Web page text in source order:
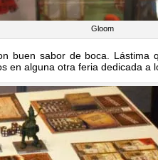
Gloom
buen sabor de boca. Lástima
en alguna otra feria dedicada a